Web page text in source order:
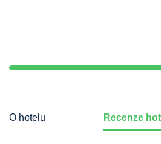
O hotelu Recenze